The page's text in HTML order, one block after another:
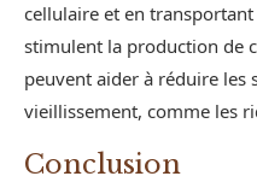
cellulaire et en
stimulent la production de
peuvent aider à réduire les
vieillissement, comme les
Conclusion